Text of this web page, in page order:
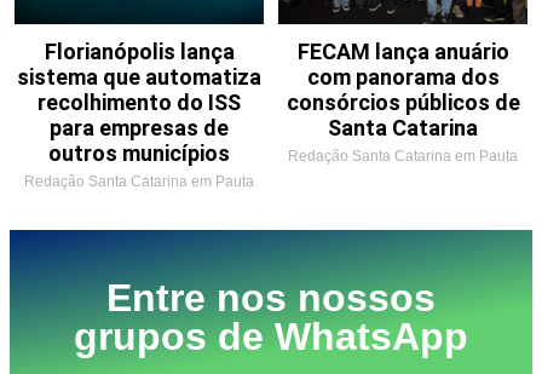
Florianópolis lança
sistema que automatiza
recolhimento do ISS
para empresas de
outros municípios
Redação Santa Catarina em Pauta
FECAM lança anuário
com panorama dos
consórcios públicos de
Santa Catarina
Redação Santa Catarina em Pauta
Entre nos nossos
grupos de WhatsApp